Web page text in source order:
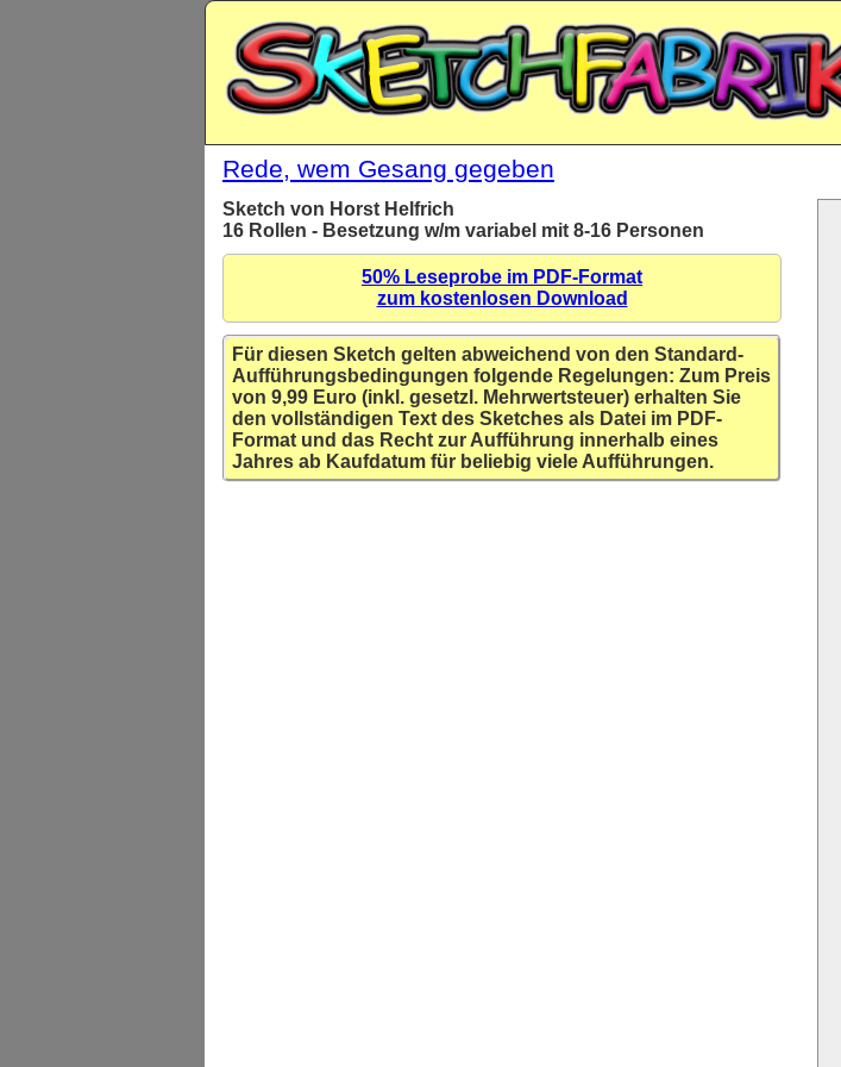
Rede, wem Gesang gegeben
Sketch von Horst Helfrich
16 Rollen - Besetzung w/m variabel mit 8-16 Personen
50% Leseprobe im PDF-Format
zum kostenlosen Download
Für diesen Sketch gelten abweichend von den Standard-
Aufführungsbedingungen folgende Regelungen: Zum Preis
von 9,99 Euro (inkl. gesetzl. Mehrwertsteuer) erhalten Sie
den vollständigen Text des Sketches als Datei im PDF-
Format und das Recht zur Aufführung innerhalb eines
Jahres ab Kaufdatum für beliebig viele Aufführungen.